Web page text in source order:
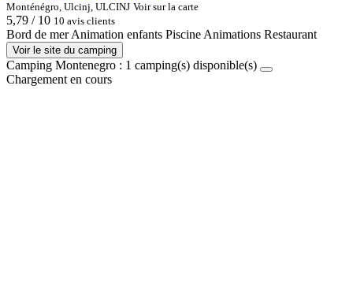
Monténégro, Ulcinj, ULCINJ Voir sur la carte
5,79 / 10 10 avis clients
Bord de merAnimation enfants PiscineAnimations Restaurant
Voir le site du camping
Camping Montenegro : 1 camping(s) disponible(s)
Chargement en cours